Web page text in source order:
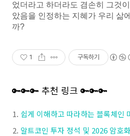
었더라고 하더라도 겸손히 그것
았음을 인정하는 지혜가 우리 삶
까?
1 구독하기
🔑🔑🔑 추천 링크 🔑🔑🔑
쉽게 이해하고 따라하는 블록체인
알트코인 투자 정석 및 2026 암호